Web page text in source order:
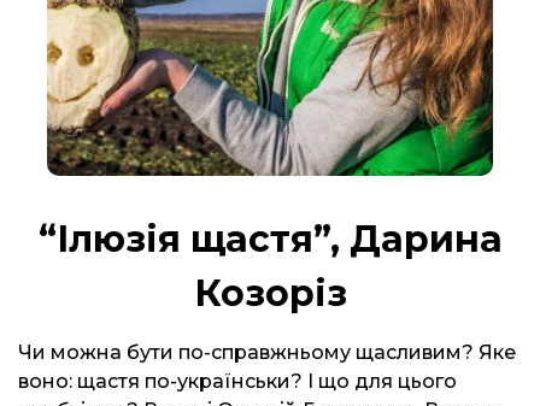
“Ілюзія щастя”, Дарина
Козоріз
Чи можна бути по-справжньому щасливим? Яке
воно: щастя по-українськи? І що для цього